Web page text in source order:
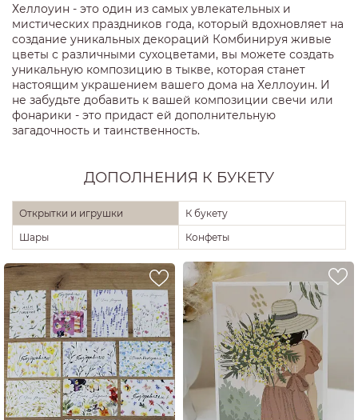
Хеллоуин - это один из самых увлекательных и
мистических праздников года, который вдохновляет на
создание уникальных декораций Комбинируя живые
цветы с различными сухоцветами, вы можете создать
уникальную композицию в тыкве, которая станет
настоящим украшением вашего дома на Хеллоуин. И
не забудьте добавить к вашей композиции свечи или
фонарики - это придаст ей дополнительную
загадочность и таинственность.
ДОПОЛНЕНИЯ К БУКЕТУ
Открытки и игрушки
К букету
Шары
Конфеты